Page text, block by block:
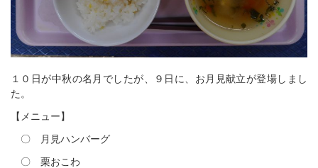
１０日が中秋の名月でしたが、９日に、お月見献立が登場しまし
た。
【メニュー】
〇 月見ハンバーグ
〇 栗おこわ